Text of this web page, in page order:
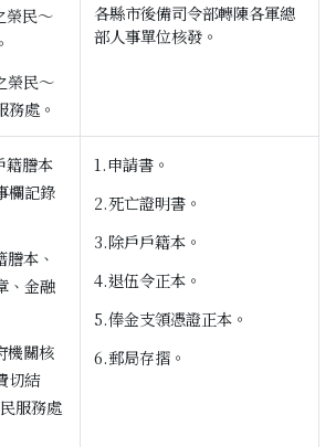
榮民～
榮民～
務處。
各縣市後備司令部轉陳各軍總
部人事單位核發。
籍謄本
欄記錄
本、
、金融
機關核
切結
服務處
1.申請書。
2.死亡證明書。
3.除戶戶籍本。
4.退伍令正本。
5.俸金支領憑證正本。
6.郵局存摺。